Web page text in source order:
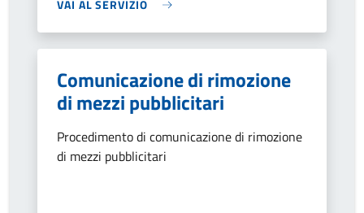
VAI AL SERVIZIO
Comunicazione di rimozione
di mezzi pubblicitari
Procedimento di comunicazione di rimozione
di mezzi pubblicitari